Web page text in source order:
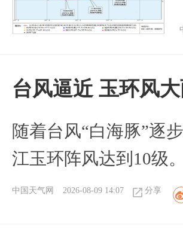
台风逼近 玉环风
随着台风“白海豚”逐
江玉环阵风达到10级。
中国天气网 2026-08-09 14:07 分享